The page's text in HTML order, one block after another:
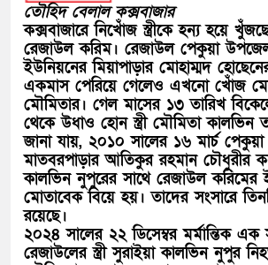
তৌহিদ বেলাল কক্সবাজার
কক্সবাজারে নিখোঁজ স্ত্রীকে হন্য হয়ে
রেজাউল করিম। রেজাউল পেকুয়া
ইউনিয়নের মিয়াপাড়ার মোহাম্মদ
একমাস পেরিয়ে গেলেও এখনো খোঁজ
মৌমিতার। গেল মাসের ১৩ তারিখ
থেকে উধাও হোন স্ত্রী মৌমিতা কালভিন
জানা যায়, ২০১০ সালের ১৬ মার্চ
মাতবরপাড়ার আতিকুর রহমান চৌধুরীর
কালভিন নুপুরের সাথে রেজাউল করিমের
মোতাবেক বিয়ে হয়। তাদের সংসারে
রয়েছে।
২০২৪ সালের ২২ ডিসেম্বর মর্মান্তিক
রেজাউলের স্ত্রী সুরাইয়া কালভিন নুপুর